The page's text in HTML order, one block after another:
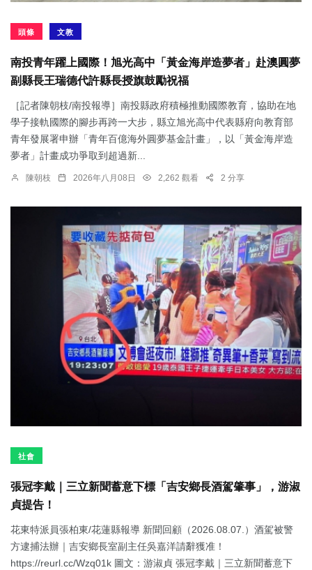
頭條 文教
南投青年躍上國際！旭光高中「黃金海岸造夢者」赴澳圓夢
副縣長王瑞德代許縣長授旗鼓勵祝福
［記者陳朝枝/南投報導］南投縣政府積極推動國際教育，協助在地
學子接軌國際的腳步再跨一大步，縣立旭光高中代表縣府向教育部
青年發展署申辦「青年百億海外圓夢基金計畫」，以「黃金海岸造
夢者」計畫成功爭取到超過新...
陳朝枝 2026年八月08日 2,262 觀看 2 分享
社會
張冠李戴｜三立新聞蓄意下標「吉安鄉長酒駕肇事」，游淑
貞提告！
花東特派員張柏東/花蓮縣報導 新聞回顧（2026.08.07.）酒駕被警
方逮捕法辦｜吉安鄉長室副主任吳嘉洋請辭獲准！
https://reurl.cc/Wzq01k 圖文：游淑貞 張冠李戴｜三立新聞蓄意下